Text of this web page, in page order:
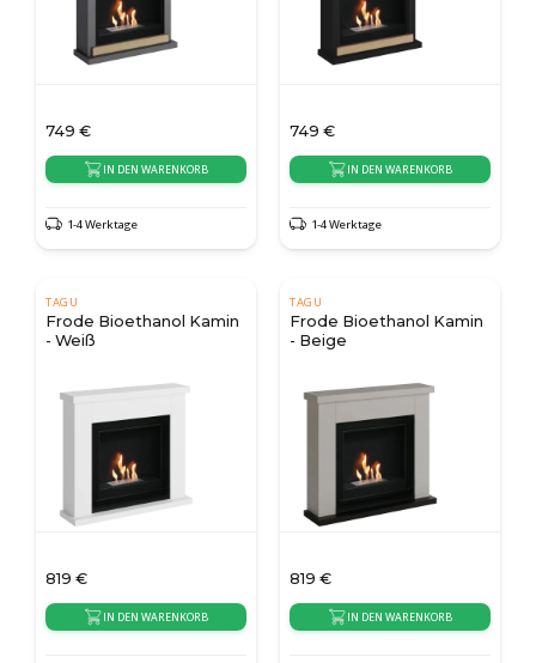
749 €
IN DEN WARENKORB
1-4 Werktage
749 €
IN DEN WARENKORB
1-4 Werktage
TAGU
Frode Bioethanol Kamin
- Weiß
819 €
IN DEN WARENKORB
TAGU
Frode Bioethanol Kamin
- Beige
819 €
IN DEN WARENKORB